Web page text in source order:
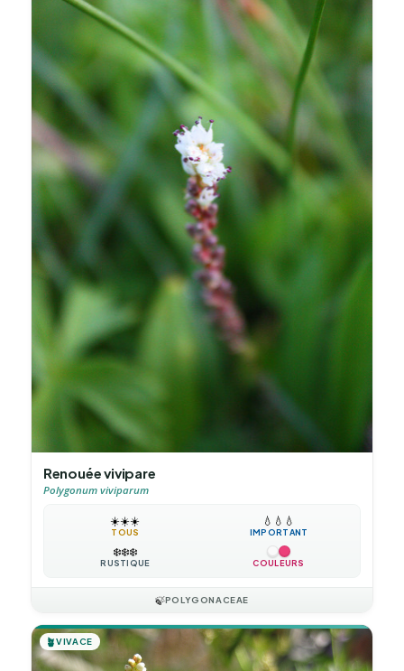
Renouée vivipare
Polygonum viviparum
☀️☀️☀️
TOUS
💧 💧 💧
IMPORTANT
❄️❄️❄️
RUSTIQUE COULEURS
🍃POLYGONACEAE
🪴VIVACE